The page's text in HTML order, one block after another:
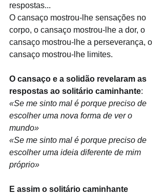
respostas...
O cansaço mostrou-lhe sensações no
corpo, o cansaço mostrou-lhe a dor, o
cansaço mostrou-lhe a perseverança, o
cansaço mostrou-lhe limites.
O cansaço e a solidão revelaram as
respostas ao solitário caminhante:
«Se me sinto mal é porque preciso de
escolher uma nova forma de ver o
mundo»
«Se me sinto mal é porque preciso de
escolher uma ideia diferente de mim
próprio»
E assim o solitário caminhante